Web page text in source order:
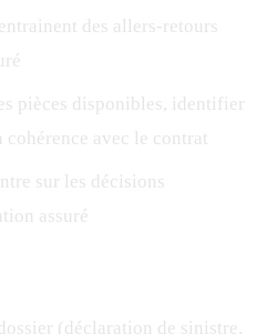
des allers-retours
pièces disponibles, identifier
avec le contrat
sur les décisions
assuré
(déclaration de sinistre,